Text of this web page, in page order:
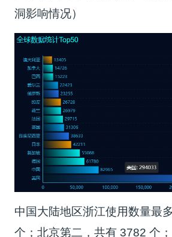
洞影响情况）
中国大陆地区浙江使用数量最
个；北京第二，共有 3782 个